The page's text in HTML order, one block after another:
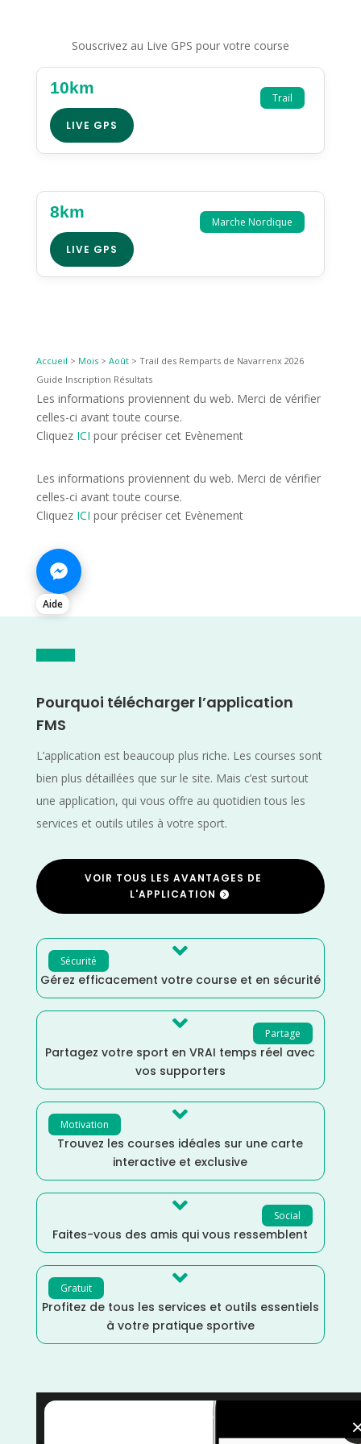
Souscrivez au Live GPS pour votre course
Trail
10km
LIVE GPS
Marche Nordique
8km
LIVE GPS
Accueil > Mois> Août> Trail des Remparts de Navarrenx 2026
Guide Inscription Résultats
Les informations proviennent du web. Merci de vérifier
celles-ci avant toute course.
Cliquez ICI pour préciser cet Evènement
Les informations proviennent du web. Merci de vérifier
celles-ci avant toute course.
Cliquez ICI pour préciser cet Evènement
Aide
Pourquoi télécharger l’application
FMS
L’application est beaucoup plus riche. Les courses sont
bien plus détaillées que sur le site. Mais c’est surtout
une application, qui vous offre au quotidien tous les
services et outils utiles à votre sport.
VOIR TOUS LES AVANTAGES DE
L'APPLICATION
Sécurité 
Gérez efficacement votre course et en sécurité
Partage

Partagez votre sport en VRAI temps réel avec
vos supporters
Motivation 
Trouvez les courses idéales sur une carte
interactive et exclusive
Social

Faites-vous des amis qui vous ressemblent
Gratuit 
Profitez de tous les services et outils essentiels
à votre pratique sportive